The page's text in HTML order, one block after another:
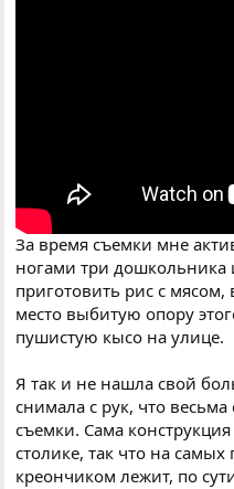
За время съемки мне
ногами три дошкольника
приготовить рис с мясом,
место выбитую опору
пушистую кысо на улице.
Я так и не нашла свой
снимала с рук, что весьма
съемки. Сама
столике, так что на
креончиком лежит, по